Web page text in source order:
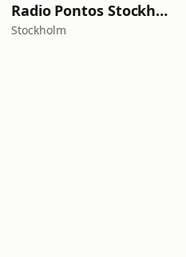
Radio Pontos Stockholm
Stockholm